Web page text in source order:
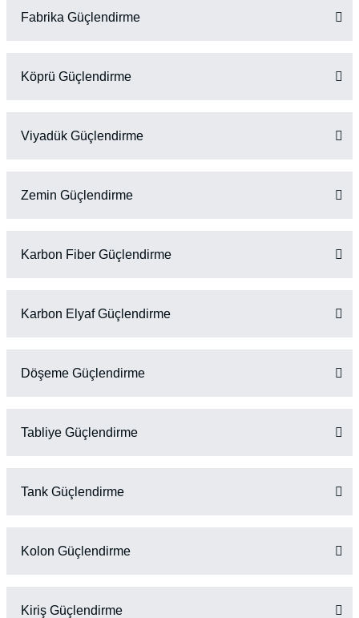
Fabrika Güçlendirme
Köprü Güçlendirme
Viyadük Güçlendirme
Zemin Güçlendirme
Karbon Fiber Güçlendirme
Karbon Elyaf Güçlendirme
Döşeme Güçlendirme
Tabliye Güçlendirme
Tank Güçlendirme
Kolon Güçlendirme
Kiriş Güçlendirme